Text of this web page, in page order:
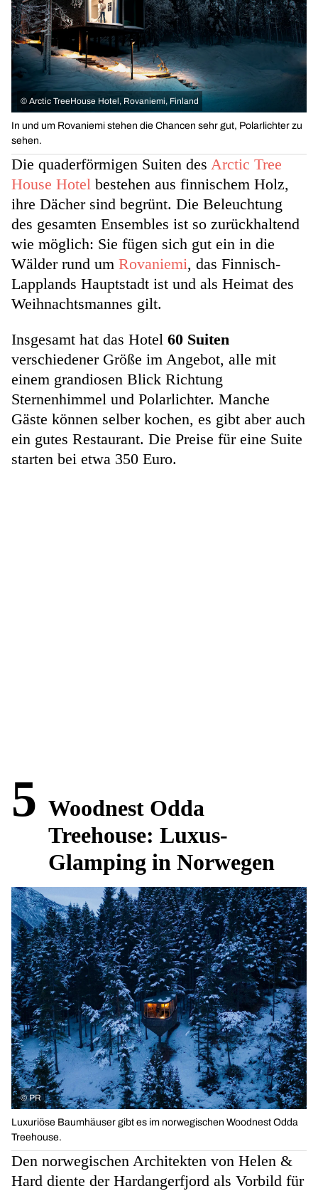
© Arctic TreeHouse Hotel, Rovaniemi, Finland
In und um Rovaniemi stehen die Chancen sehr gut, Polarlichter zu
sehen.
Die quaderförmigen Suiten des Arctic Tree
House Hotel bestehen aus finnischem Holz,
ihre Dächer sind begrünt. Die Beleuchtung
des gesamten Ensembles ist so zurückhaltend
wie möglich: Sie fügen sich gut ein in die
Wälder rund um Rovaniemi, das Finnisch-
Lapplands Hauptstadt ist und als Heimat des
Weihnachtsmannes gilt.
Insgesamt hat das Hotel 60 Suiten
verschiedener Größe im Angebot, alle mit
einem grandiosen Blick Richtung
Sternenhimmel und Polarlichter. Manche
Gäste können selber kochen, es gibt aber auch
ein gutes Restaurant. Die Preise für eine Suite
starten bei etwa 350 Euro.
5 Woodnest Odda
Treehouse: Luxus-
Glamping in Norwegen
© PR
Luxuriöse Baumhäuser gibt es im norwegischen Woodnest Odda
Treehouse.
Den norwegischen Architekten von Helen &
Hard diente der Hardangerfjord als Vorbild für